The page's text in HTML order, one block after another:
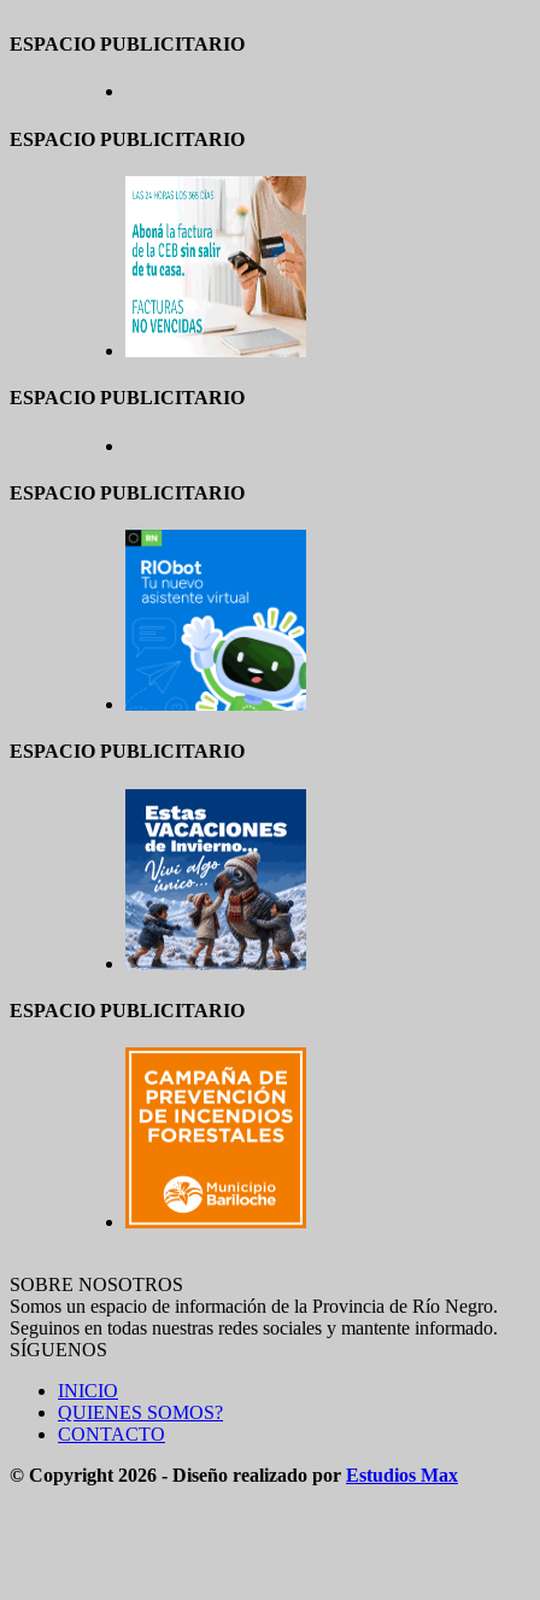
ESPACIO PUBLICITARIO
ESPACIO PUBLICITARIO
ESPACIO PUBLICITARIO
ESPACIO PUBLICITARIO
ESPACIO PUBLICITARIO
ESPACIO PUBLICITARIO
SOBRE NOSOTROS
Somos un espacio de información de la Provincia de Río Negro.
Seguinos en todas nuestras redes sociales y mantente informado.
SÍGUENOS
INICIO
QUIENES SOMOS?
CONTACTO
© Copyright 2026 - Diseño realizado por Estudios Max